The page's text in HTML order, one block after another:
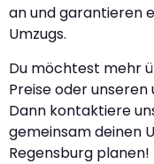
an und garantieren
Umzugs.
Du möchtest mehr
Preise oder
Dann kontaktiere
gemeinsam deinen
Regensburg planen!